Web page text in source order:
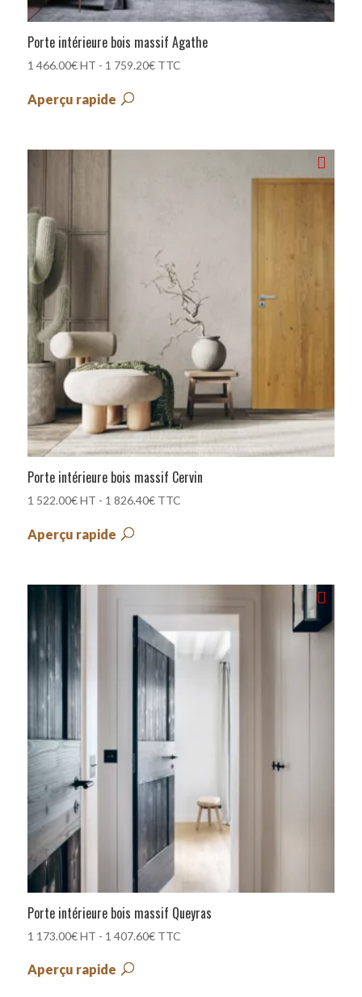
Porte intérieure bois massif Agathe
1 466.00€ HT - 1 759.20€TTC
Aperçu rapide
Porte intérieure bois massif Cervin
1 522.00€ HT - 1 826.40€TTC
Aperçu rapide
Porte intérieure bois massif Queyras
1 173.00€ HT - 1 407.60€TTC
Aperçu rapide